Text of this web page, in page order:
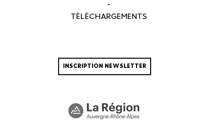
-
TÉLÉCHARGEMENTS
INSCRIPTION NEWSLETTER